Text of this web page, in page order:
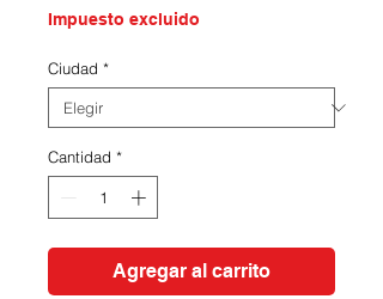
Impuesto excluido
Ciudad *
Cantidad *
Agregar al carrito